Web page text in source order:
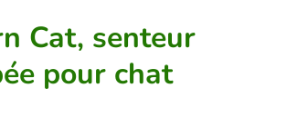
Cat, senteur
pour chat